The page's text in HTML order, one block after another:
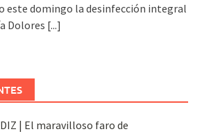
este domingo la desinfección integral
Dolores [...]
| El maravilloso faro de